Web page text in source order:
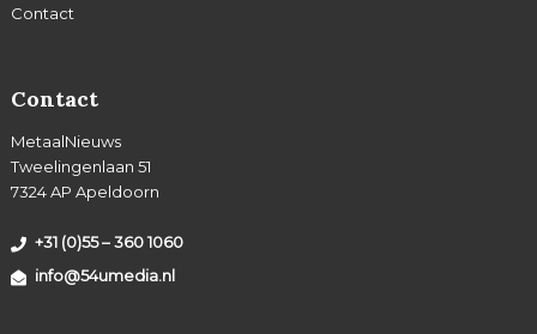
Contact
Contact
MetaalNieuws
Tweelingenlaan 51
7324 AP Apeldoorn
+31 (0)55 – 360 1060
info@54umedia.nl